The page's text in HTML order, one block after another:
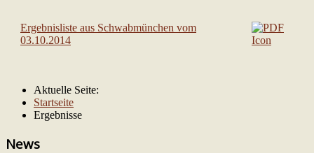
Ergebnisliste aus Schwabmünchen vom
03.10.2014
Aktuelle Seite:
Startseite
Ergebnisse
News